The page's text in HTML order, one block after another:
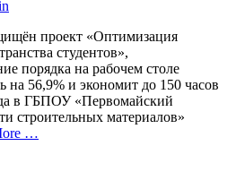
проект «Оптимизация
студентов»,
порядка на рабочем столе
на 56,9% и экономит до 150 часов
в ГБПОУ «Первомайский
строительных материалов»
…